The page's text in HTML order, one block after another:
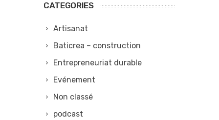
CATEGORIES
Artisanat
Baticrea – construction
Entrepreneuriat durable
Evénement
Non classé
podcast